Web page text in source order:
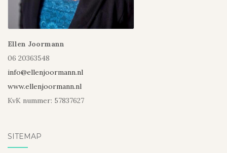
Ellen Joormann
06 20363548
info@ellenjoormann.nl
www.ellenjoormann.nl
KvK nummer: 57837627
SITEMAP